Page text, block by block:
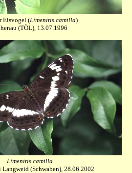
Eisvogel (Limenitis camilla)
(TÖL), 13.07.1996
Limenitis camilla
Langweid (Schwaben), 28.06.2002